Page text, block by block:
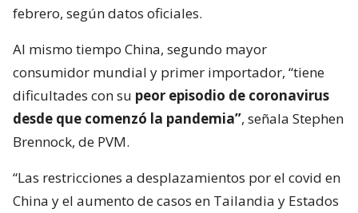
febrero, según datos oficiales.
Al mismo tiempo China, segundo mayor
consumidor mundial y primer importador, “tiene
dificultades con su peor episodio de coronavirus
desde que comenzó la pandemia”, señala Stephen
Brennock, de PVM.
“Las restricciones a desplazamientos por el covid en
China y el aumento de casos en Tailandia y Estados